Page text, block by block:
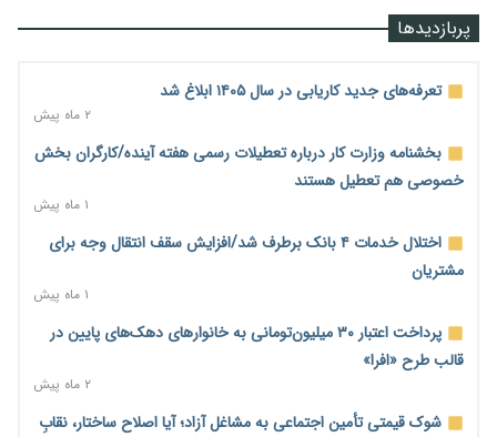
رشد ۷۵ هزار میلیاردی بازار خرید اعتباری؛ فین‌تک‌ها وارد میدان
آغاز اجرای پایلوت «ردا کارت» برای دانشجویان تحصیلات تکمیلی
۱ روز پیش
محدودیت تازه برای شبکه بانکی؛ افزایش سپرده قانونی با هدف
کنترل تورم
۱ روز پیش
ترمز تولید خودرو کشیده شد؛ افت ۲۵ درصدی تیراژ ایران‌خودرو،
سایپا و پارس‌خودرو
۱ روز پیش
بنگاه‌داری بانک‌ها؛ مانع بزرگ خانه‌دار شدن مستأجران
پربازدیدها
تعرفه‌های جدید کاریابی در سال ۱۴۰۵ ابلاغ شد
۲ ماه پیش
بخشنامه وزارت کار درباره تعطیلات رسمی هفته آینده/کارگران بخش
خصوصی هم تعطیل هستند
۱ ماه پیش
اختلال خدمات ۴ بانک برطرف شد/افزایش سقف انتقال وجه برای
مشتریان
۱ ماه پیش
پرداخت اعتبار ۳۰ میلیون‌تومانی به خانوارهای دهک‌های پایین در
قالب طرح «افرا»
۲ ماه پیش
شوک قیمتی تأمین اجتماعی به مشاغل آزاد؛ آیا اصلاح ساختار، نقابِ